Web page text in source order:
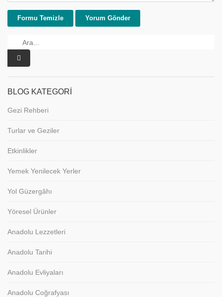
BLOG KATEGORI
Gezi Rehberi
Turlar ve Geziler
Etkinlikler
Yemek Yenilecek Yerler
Yol Güzergâhı
Yöresel Ürünler
Anadolu Lezzetleri
Anadolu Tarihi
Anadolu Evliyaları
Anadolu Coğrafyası